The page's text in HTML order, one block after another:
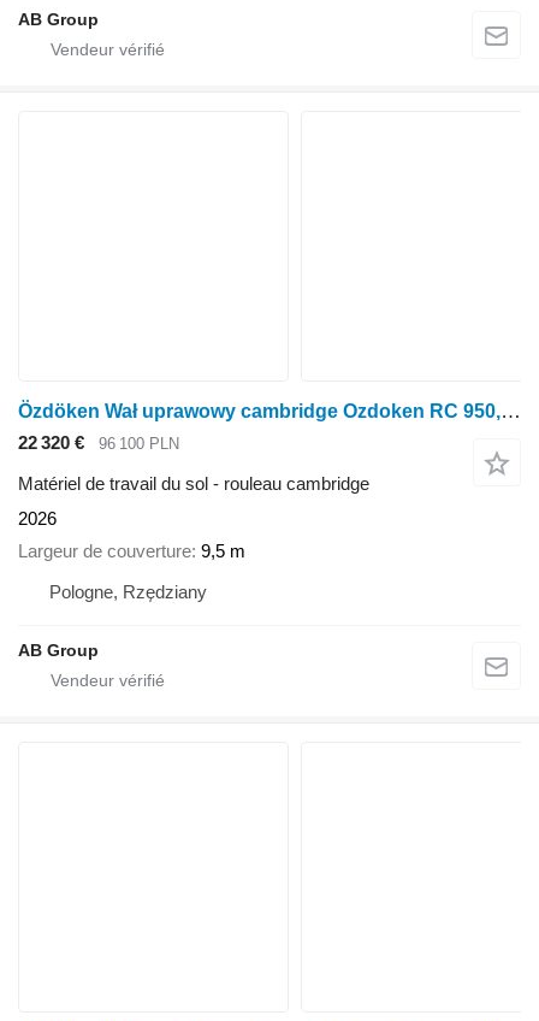
AB Group
Özdöken Wał uprawowy cambridge Ozdoken RC 950, 9,5 m
22 320 € 96 100 PLN
Matériel de travail du sol - rouleau cambridge
2026
Largeur de couverture 9,5 m
Pologne, Rzędziany
AB Group